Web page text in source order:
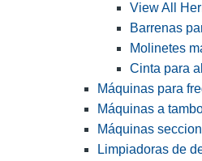
View All
Barrenas
Molinetes
Cinta para
Máquinas para
Máquinas a
Máquinas
Limpiadoras de